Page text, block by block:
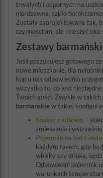
trwałych i odpornych na
nierdzewna, szkło
Zostały zaprojektowane tak,
czynnościom, ale i cieszyć
Zestawy
Jeśli poszukujesz gotowego
nowe mieszkanie, dla
kup u nas odpowiednio
wszystko to, co jest
Twoich gości. Zwykle w takich
barmańskiew takiej
Shaker z sitkiem –
zmieszania i
Pojemnik na lód z
każdym razem, gdy
whisky czy drinka,
Odpowiedni pojemnik
warunkach